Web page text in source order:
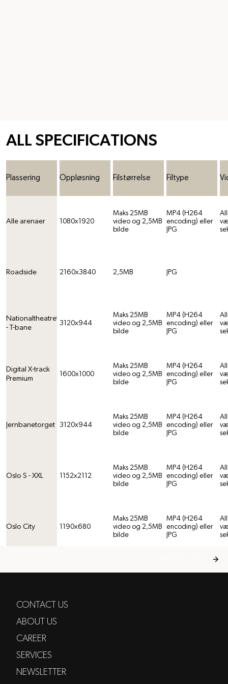
ALL SPECIFICATIONS
Plassering Oppløsning Filstørrelse Filtype
Alle arenaer 1080x1920
Maks 25MB
video og 2,5MB
bilde
MP4 (H264
encoding) eller
JPG
Roadside 2160x3840 2,5MB JPG
Nationaltheatret
- T-bane
3120x944
Maks 25MB
video og 2,5MB
bilde
MP4 (H264
encoding) eller
JPG
Digital X-track
Premium
1600x1000
Maks 25MB
video og 2,5MB
bilde
MP4 (H264
encoding) eller
JPG
Jernbanetorget 3120x944
Maks 25MB
video og 2,5MB
bilde
MP4 (H264
encoding) eller
JPG
Oslo S - XXL 1152x2112
Maks 25MB
video og 2,5MB
bilde
MP4 (H264
encoding) eller
JPG
Oslo City 1190x680
Maks 25MB
video og 2,5MB
bilde
MP4 (H264
encoding) eller
JPG
Nationaltheatret
SERVICES
NEWSLETTER
CONTACT US
ABOUT US
CAREER